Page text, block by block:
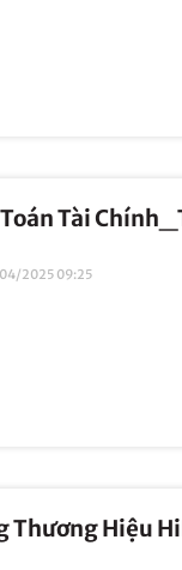
Tài
2025 09:25
Thương Hiệu